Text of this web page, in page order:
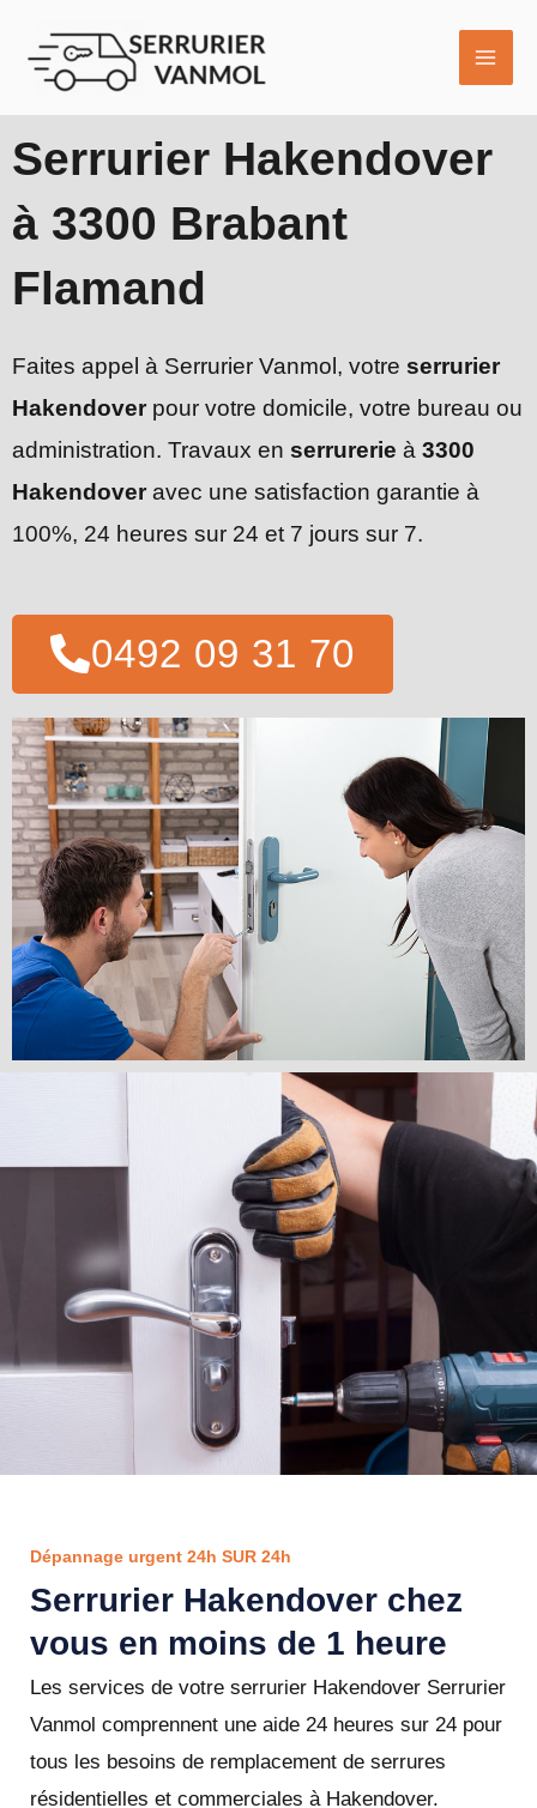
contenu
Serrurier Hakendover
à 3300 Brabant
Flamand
Faites appel à Serrurier Vanmol, votre serrurier
Hakendover pour votre domicile, votre bureau ou
administration. Travaux en serrurerie à 3300
Hakendover avec une satisfaction garantie à
100%, 24 heures sur 24 et 7 jours sur 7.
0492 09 31 70
Dépannage urgent 24h SUR 24h
Serrurier Hakendover chez
vous en moins de 1 heure
Les services de votre serrurier Hakendover Serrurier
Vanmol comprennent une aide 24 heures sur 24 pour
tous les besoins de remplacement de serrures
résidentielles et commerciales à Hakendover.